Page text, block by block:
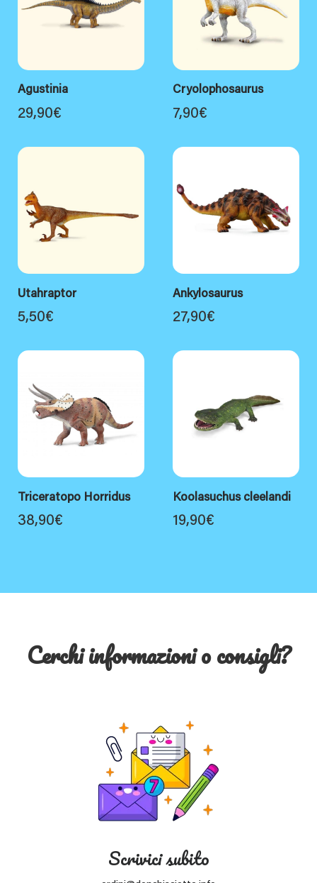
Agustinia
29,90€
Cryolophosaurus
7,90€
Utahraptor
5,50€
Ankylosaurus
27,90€
Triceratopo Horridus
38,90€
Koolasuchus cleelandi
19,90€
Cerchi informazioni o consigli?
Scrivici subito